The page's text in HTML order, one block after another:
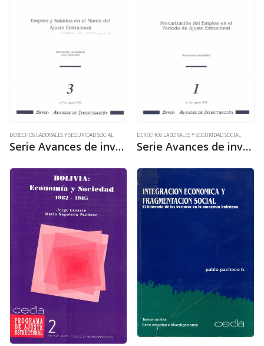
DERECHOS LABORALES Y SEGURIDAD SOCIAL
Serie Avances de investigación 3: Empleo y salario en el marco de ajuste estructural
DERECHOS LABORALES Y SEGURIDAD SOCIAL
Serie Avances de investigación 1: Precarización del empleo en el período de ajuste estructural